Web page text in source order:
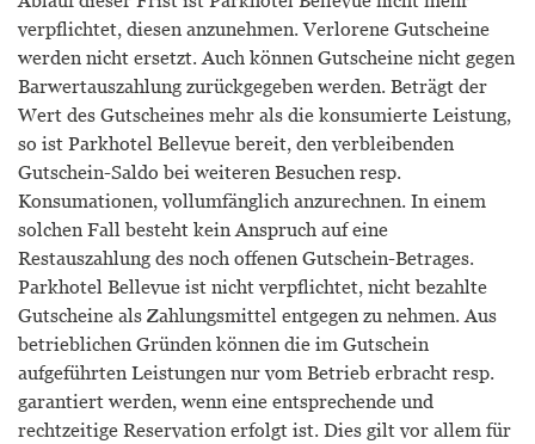
verpflichtet, diesen anzunehmen. Verlorene Gutscheine
werden nicht ersetzt. Auch können Gutscheine nicht gegen
Barwertauszahlung zurückgegeben werden. Beträgt der
Wert des Gutscheines mehr als die konsumierte Leistung,
so ist Parkhotel Bellevue bereit, den verbleibenden
Gutschein-Saldo bei weiteren Besuchen resp.
Konsumationen, vollumfänglich anzurechnen. In einem
solchen Fall besteht kein Anspruch auf eine
Restauszahlung des noch offenen Gutschein-Betrages.
Parkhotel Bellevue ist nicht verpflichtet, nicht bezahlte
Gutscheine als Zahlungsmittel entgegen zu nehmen. Aus
betrieblichen Gründen können die im Gutschein
aufgeführten Leistungen nur vom Betrieb erbracht resp.
garantiert werden, wenn eine entsprechende und
rechtzeitige Reservation erfolgt ist. Dies gilt vor allem für